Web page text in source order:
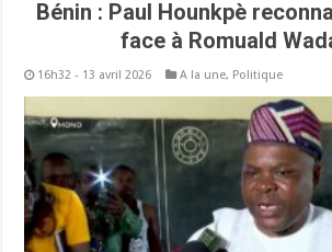
Bénin : Paul Hounkpè
face à Romuald
16h32 - 13 avril 2026 A la une, Politique